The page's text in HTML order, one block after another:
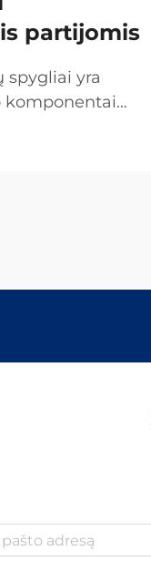
partijomis
spygliai yra
komponentai
yra esminis